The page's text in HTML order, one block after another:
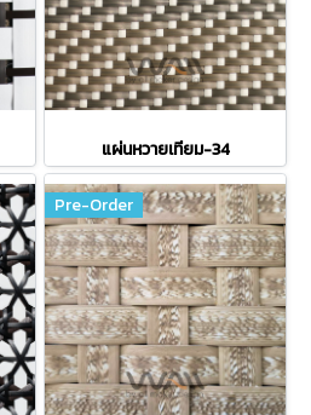
แผ่นหวายเทียม-34
Pre-Order